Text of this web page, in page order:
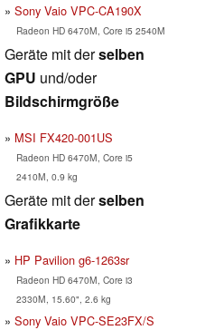
Sony Vaio VPC-CA190X
Radeon HD 6470M, Core i5 2540M
Geräte mit derselben
GPU und/oder
Bildschirmgröße
MSI FX420-001US
Radeon HD 6470M, Core i5
2410M, 0.9 kg
Geräte mit derselben
Grafikkarte
HP Pavilion g6-1263sr
Radeon HD 6470M, Core i3
2330M, 15.60", 2.6 kg
Sony Vaio VPC-SE23FX/S